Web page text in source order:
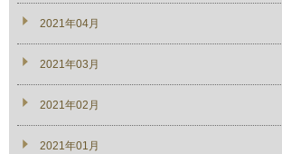
2021年04月
2021年03月
2021年02月
2021年01月